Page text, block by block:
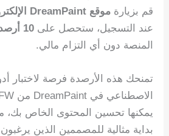
قم بزيارةموقع DreamPaint الإلكتروني
عند التسجيل، ستحصل على10 أرصدة مجانية
المنصة دون أي التزام مالي.
تمنحك هذه الأرصدة فرصة لاختبار
يمكنها تحسين المحتوى الخاص بك،
بداية مثالية للمصممين الذين